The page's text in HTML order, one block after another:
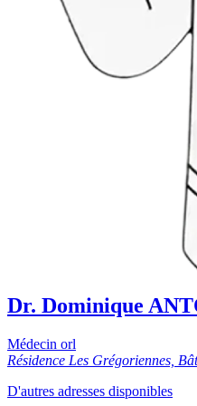
Dr. Dominique
Médecin orl
Résidence Les Grégoriennes,
D'autres adresses disponibles